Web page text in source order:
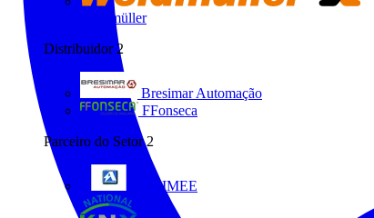
Weidmüller
Distribuidor 2
Bresimar Automação
FFonseca
Parceiro do Setor 2
ANIMEE